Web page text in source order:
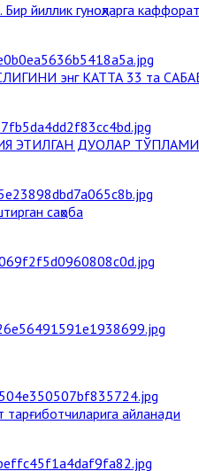
йиллик гуноҳларга
энг КАТТА 33 та
ЭТИЛГАН ДУОЛАР ТЎПЛАМИ
саҳоба
тарғиботчиларига айланади